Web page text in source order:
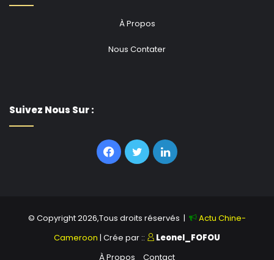
À Propos
Nous Contater
Suivez Nous Sur :
Facebook
TwitterLinkedin
© Copyright 2026,Tous droits réservés |
Actu Chine-
Cameroon | Crée par ::
Leonel_FOFOU
À Propos
Contact